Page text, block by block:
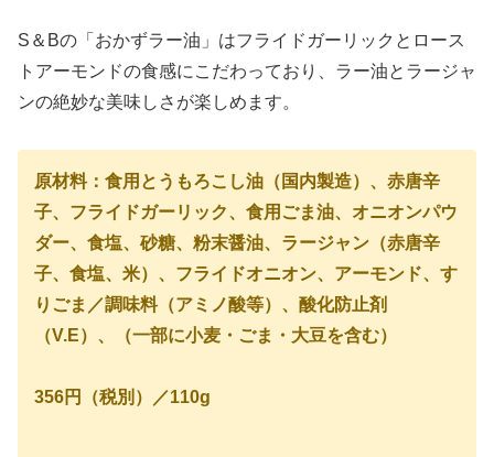
S＆Bの「おかずラー油」はフライドガーリックとロース
トアーモンドの食感にこだわっており、ラー油とラージャ
ンの絶妙な美味しさが楽しめます。
原材料：食用とうもろこし油（国内製造）、赤唐辛
子、フライドガーリック、食用ごま油、オニオンパウ
ダー、食塩、砂糖、粉末醤油、ラージャン（赤唐辛
子、食塩、米）、フライドオニオン、アーモンド、す
りごま／調味料（アミノ酸等）、酸化防止剤
（V.E）、（一部に小麦・ごま・大豆を含む）
356円（税別）／110g